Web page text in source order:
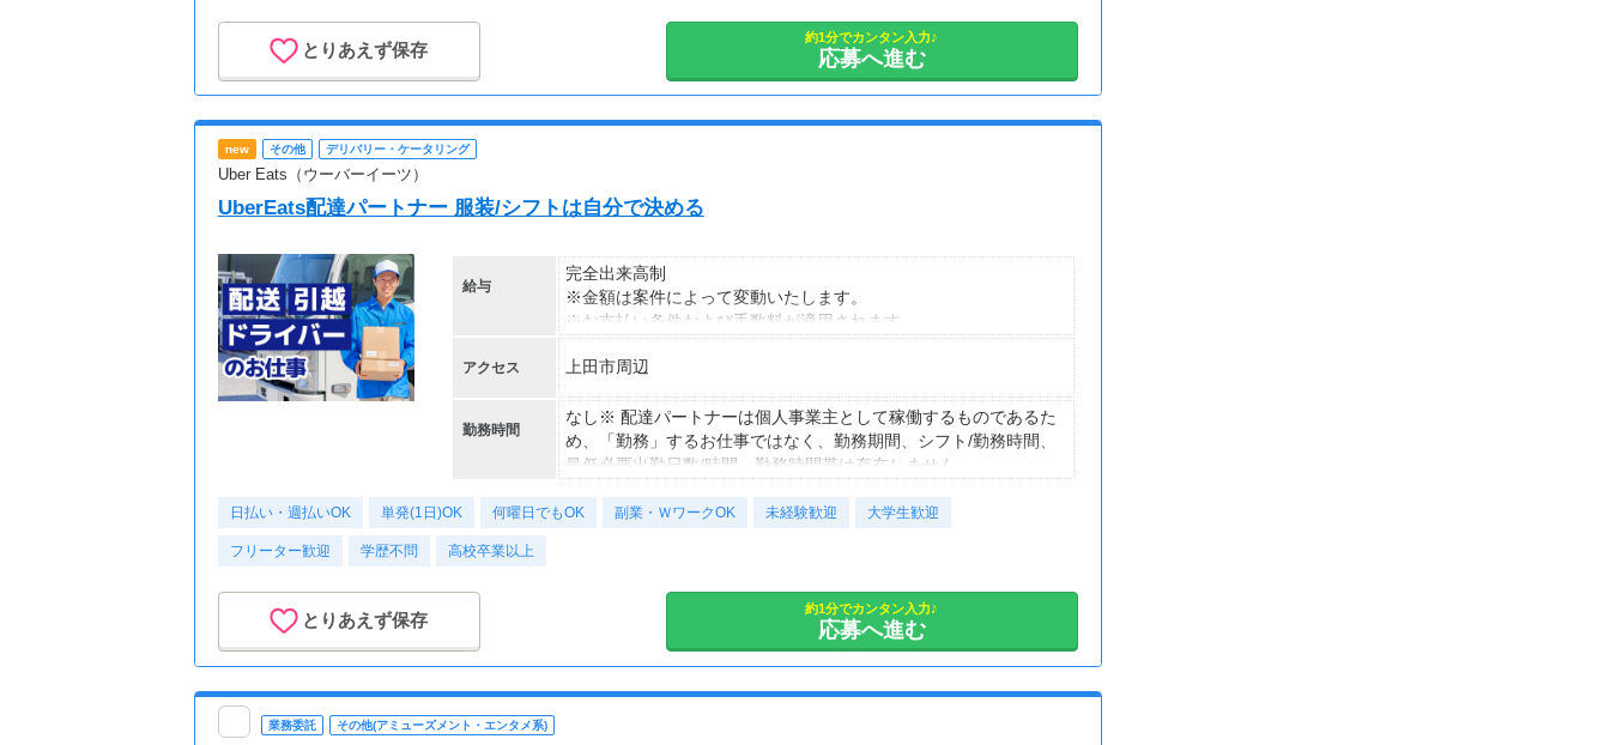
■Wワーク/副業中の方でもOK！
出勤スケジュール相談できます◎
勤務時間となりますので
訪問先によって前後します
勤務地は多数あり！
※ご応募のタイミングにより、
ご希望に沿ったお仕事が
即日ご案内できない可能性も
ございますのでご了承ください。
▼お仕事イメージ
9:00 ご利用者様宅でお仕事開始
・文字盤でコミュニケーション
・洗濯
・お部屋の掃除
・排泄介助 おむつ交換
・ベッドシーツ交換
※案件によりスケジュールが異なる場合がございます。
とりあえず保存
約1分でカンタン入力♪
応募へ進む
new その他 デリバリー・ケータリング
Uber Eats（ウーバーイーツ）
UberEats配達パートナー 服装/シフトは自分で決める
給与
完全出来高制
※金額は案件によって変動いたします。
※お支払い条件および手数料が適用されます
アクセス 上田市周辺
勤務時間
なし※ 配達パートナーは個人事業主として稼働するものであるた
め、「勤務」するお仕事ではなく、勤務期間、シフト/勤務時間、
最低必要出勤日数/時間、勤務時間帯は存在しません。
日払い・週払いOK 単発(1日)OK 何曜日でもOK 副業・ＷワークOK 未経験歓迎 大学生歓迎
フリーター歓迎 学歴不問 高校卒業以上
とりあえず保存
約1分でカンタン入力♪
応募へ進む
業務委託 その他(アミューズメント・エンタメ系)